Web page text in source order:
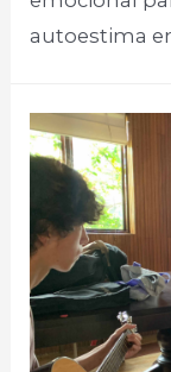
autoestima